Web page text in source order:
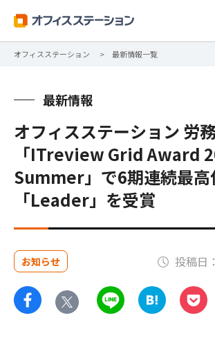
オフィスステーション 最新情報一覧
最新情報
オフィスステーション 労務
「ITreview Grid Award
Summer」で6期連続最高
「Leader」を受賞
お知らせ 投稿日